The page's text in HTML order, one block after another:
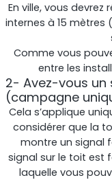
En ville, vous
internes à 15
Comme vous
entre les
2- Avez-vous
(campagne
Cela s’applique
considérer que la
montre un signal
signal sur le toit est
laquelle vous